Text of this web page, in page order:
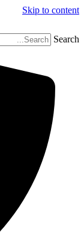
Skip to content
Search